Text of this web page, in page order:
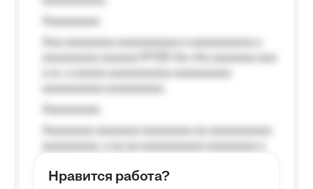
Aaaaaaaaa
Нравится работа?